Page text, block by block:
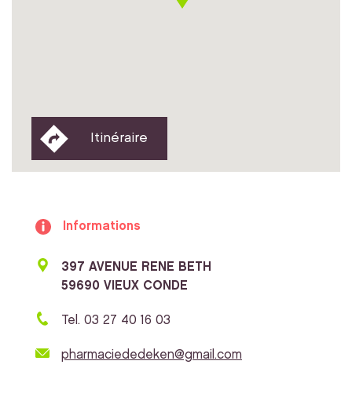
Itinéraire
Informations
397 AVENUE RENE BETH
59690 VIEUX CONDE
Tel. 03 27 40 16 03
pharmaciededeken@gmail.com